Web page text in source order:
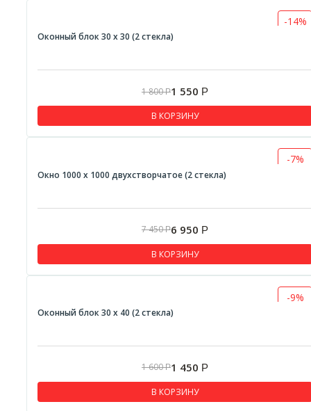
-14%
Оконный блок 30 х 30 (2 стекла)
1 800Р1 550 Р
В КОРЗИНУ
-7%
Окно 1000 х 1000 двухстворчатое (2 стекла)
7 450Р6 950 Р
В КОРЗИНУ
-9%
Оконный блок 30 х 40 (2 стекла)
1 600Р1 450 Р
В КОРЗИНУ